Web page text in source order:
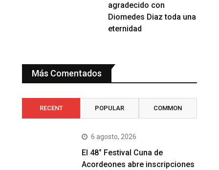
agradecido con
Diomedes Diaz toda una
eternidad
Más Comentados
RECENT POPULAR COMMON
6 agosto, 2026
El 48° Festival Cuna de
Acordeones abre inscripciones